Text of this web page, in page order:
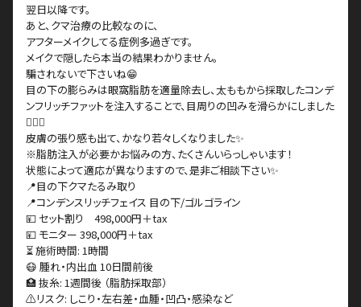
翌日以降です。
あと、クマ治療の比較なのに、
アフターメイクしてる症例多過ぎです。
メイクで隠したら本当の結果わかりません。
騙されないで下さいね😁
目の下の膨らみは眼窩脂肪を適量除去し、太ももから採取したコンデ
ンフリッチファットを注入することで、目周りの凹みを滑らかにしました
👨🏻‍⚕️
皮膚の張り感も出て、かなり若々しくなりました✨
※脂肪注入が必要かお悩みの方、たくさんいらっしゃいます！
状態によって適応が異なりますので、是非ご相談下さい✨
📍目の下クマたるみ取り
📍コンデンスリッチフェイス 目の下/ゴルゴライン
💴 セット割り 498,000円＋tax
💴 モニター 398,000円＋tax
⏳ 施術時間: 1時間
😷 腫れ・内出血 10日間前後
🏥 抜糸: 1週間後 （脂肪採取部）
⚠️リスク: しこり・左右差・血腫・凹凸・感染など